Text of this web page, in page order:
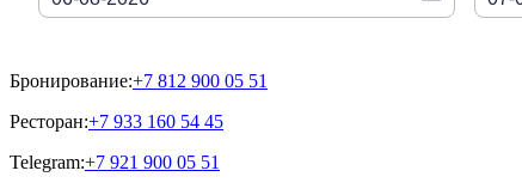
Бронирование:+7 812 900 05 51
Ресторан:+7 933 160 54 45
Telegram:+7 921 900 05 51